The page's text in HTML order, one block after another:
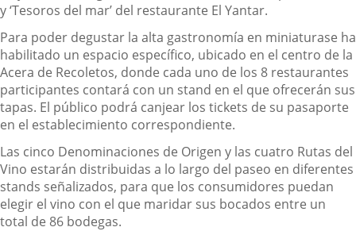
y ‘Tesoros del mar’ del restaurante El Yantar.
Para poder degustar la alta gastronomía en miniaturase ha
habilitado un espacio específico, ubicado en el centro de la
Acera de Recoletos, donde cada uno de los 8 restaurantes
participantes contará con un stand en el que ofrecerán sus
tapas. El público podrá canjear los tickets de su pasaporte
en el establecimiento correspondiente.
Las cinco Denominaciones de Origen y las cuatro Rutas del
Vino estarán distribuidas a lo largo del paseo en diferentes
stands señalizados, para que los consumidores puedan
elegir el vino con el que maridar sus bocados entre un
total de 86 bodegas.